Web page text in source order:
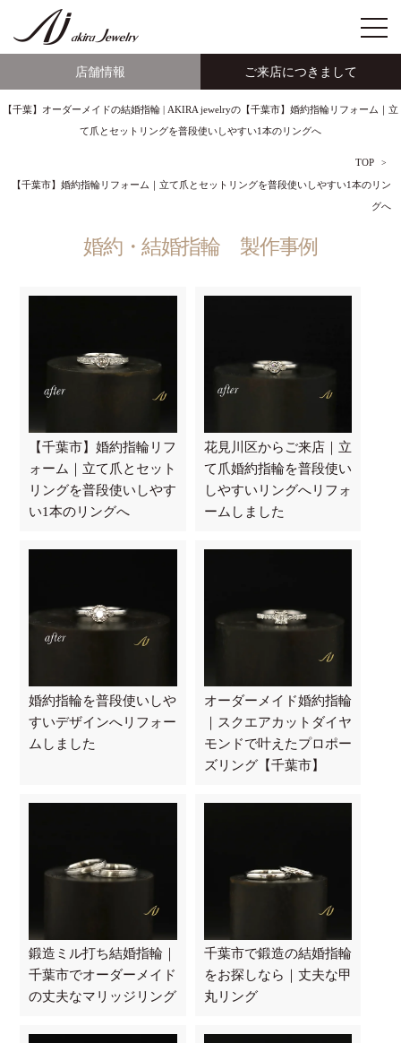
店舗情報 ご来店につきまして
【千葉】オーダーメイドの結婚指輪 | AKIRA jewelryの【千葉市】婚約指輪リフォーム｜立
て爪とセットリングを普段使いしやすい1本のリングへ
TOP
【千葉市】婚約指輪リフォーム｜立て爪とセットリングを普段使いしやすい1本のリン
グへ
婚約・結婚指輪 製作事例
【千葉市】婚約指輪リフ
ォーム｜立て爪とセット
リングを普段使いしやす
い1本のリングへ
花見川区からご来店｜立
て爪婚約指輪を普段使い
しやすいリングへリフォ
ームしました
婚約指輪を普段使いしや
すいデザインへリフォー
ムしました
オーダーメイド婚約指輪
｜スクエアカットダイヤ
モンドで叶えたプロポー
ズリング【千葉市】
鍛造ミル打ち結婚指輪｜
千葉市でオーダーメイド
の丈夫なマリッジリング
千葉市で鍛造の結婚指輪
をお探しなら｜丈夫な甲
丸リング